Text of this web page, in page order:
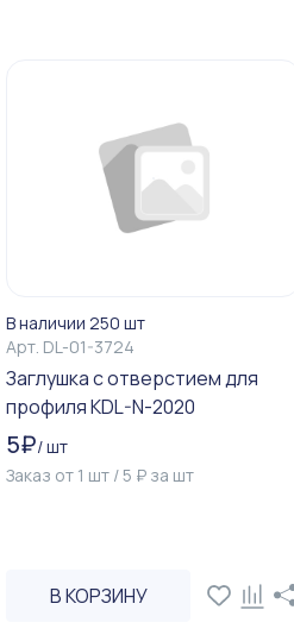
В наличии 250 шт
Арт. DL-01-3724
Заглушка с отверстием для
профиля KDL-N-2020
5₽/шт
Заказ от 1 шт /5 ₽ за шт
В КОРЗИНУ